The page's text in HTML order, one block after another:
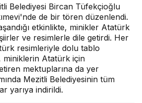
Belediyesi Bircan Tüfekçioğlu
de bir tören düzenlendi.
etkinlikte, minikler Atatürk
ve resimlerle dile getirdi. Her
resimleriyle dolu tablo
miniklerin Atatürk için
mektuplarına da yer
Mezitli Belediyesinin tüm
yarıya indirildi.